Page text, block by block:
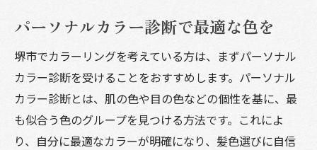
パーソナルカラー診断で最適な色を
堺市でカラーリングを考えている方は、まずパーソナル
カラー診断を受けることをおすすめします。パーソナル
カラー診断とは、肌の色や目の色などの個性を基に、最
も似合う色のグループを見つける方法です。これによ
り、自分に最適なカラーが明確になり、髪色選びに自信